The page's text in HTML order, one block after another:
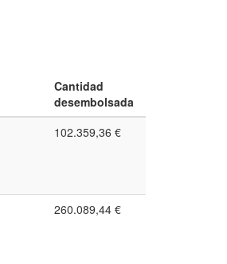
Cantidad
desembolsada
102.359,36 €
260.089,44 €